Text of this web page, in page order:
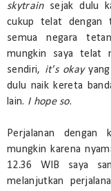
skytrain sejak dulu
cukup telat dengan
semua negara
mungkin saya telat
sendiri, it's okayyang
dulu naik kereta
lain. I hope so.
Perjalanan dengan
mungkin karena
12.36 WIB saya
melanjutkan